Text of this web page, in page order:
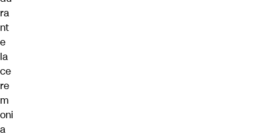
ra
nt
e
la
ce
re
m
oni
a